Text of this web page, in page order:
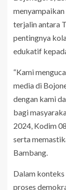
terjalin antara
pentingnya
edukatif
“Kami
media di
dengan kami
bagi
2024, Kodim
serta
Bambang.
Dalam
proses